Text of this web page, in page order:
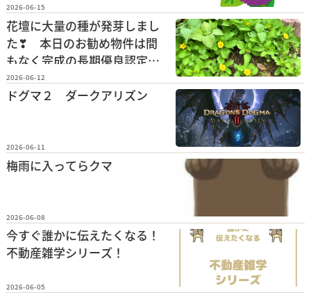
2026-06-15
花壇に大量の種が発芽しまし
た❣ 本日のお勧め物件は間
もなく完成の長期優良認定住
宅です！
2026-06-12
ドグマ２ ダークアリズン
2026-06-11
梅雨に入ってらクマ
2026-06-08
今すぐ誰かに伝えたくなる！
不動産雑学シリーズ！
2026-06-05